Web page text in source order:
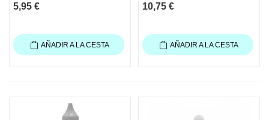
5,95 €
AÑADIR A LA CESTA
10,75 €
AÑADIR A LA CESTA